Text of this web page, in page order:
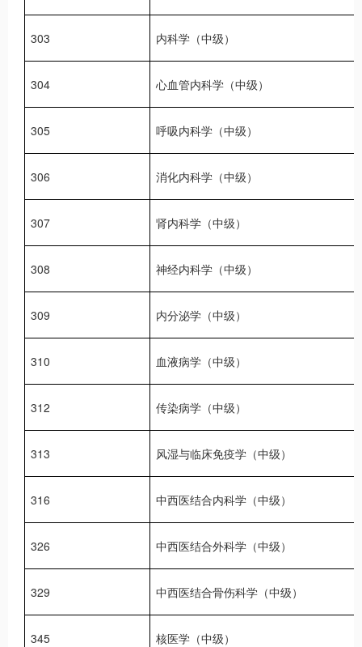
303 内科学（中级）
304 心血管内科学（中级）
305 呼吸内科学（中级）
306 消化内科学（中级）
307 肾内科学（中级）
308 神经内科学（中级）
309 内分泌学（中级）
310 血液病学（中级）
312 传染病学（中级）
313 风湿与临床免疫学（中级）
316 中西医结合内科学（中级）
326 中西医结合外科学（中级）
329 中西医结合骨伤科学（中级）
345 核医学（中级）